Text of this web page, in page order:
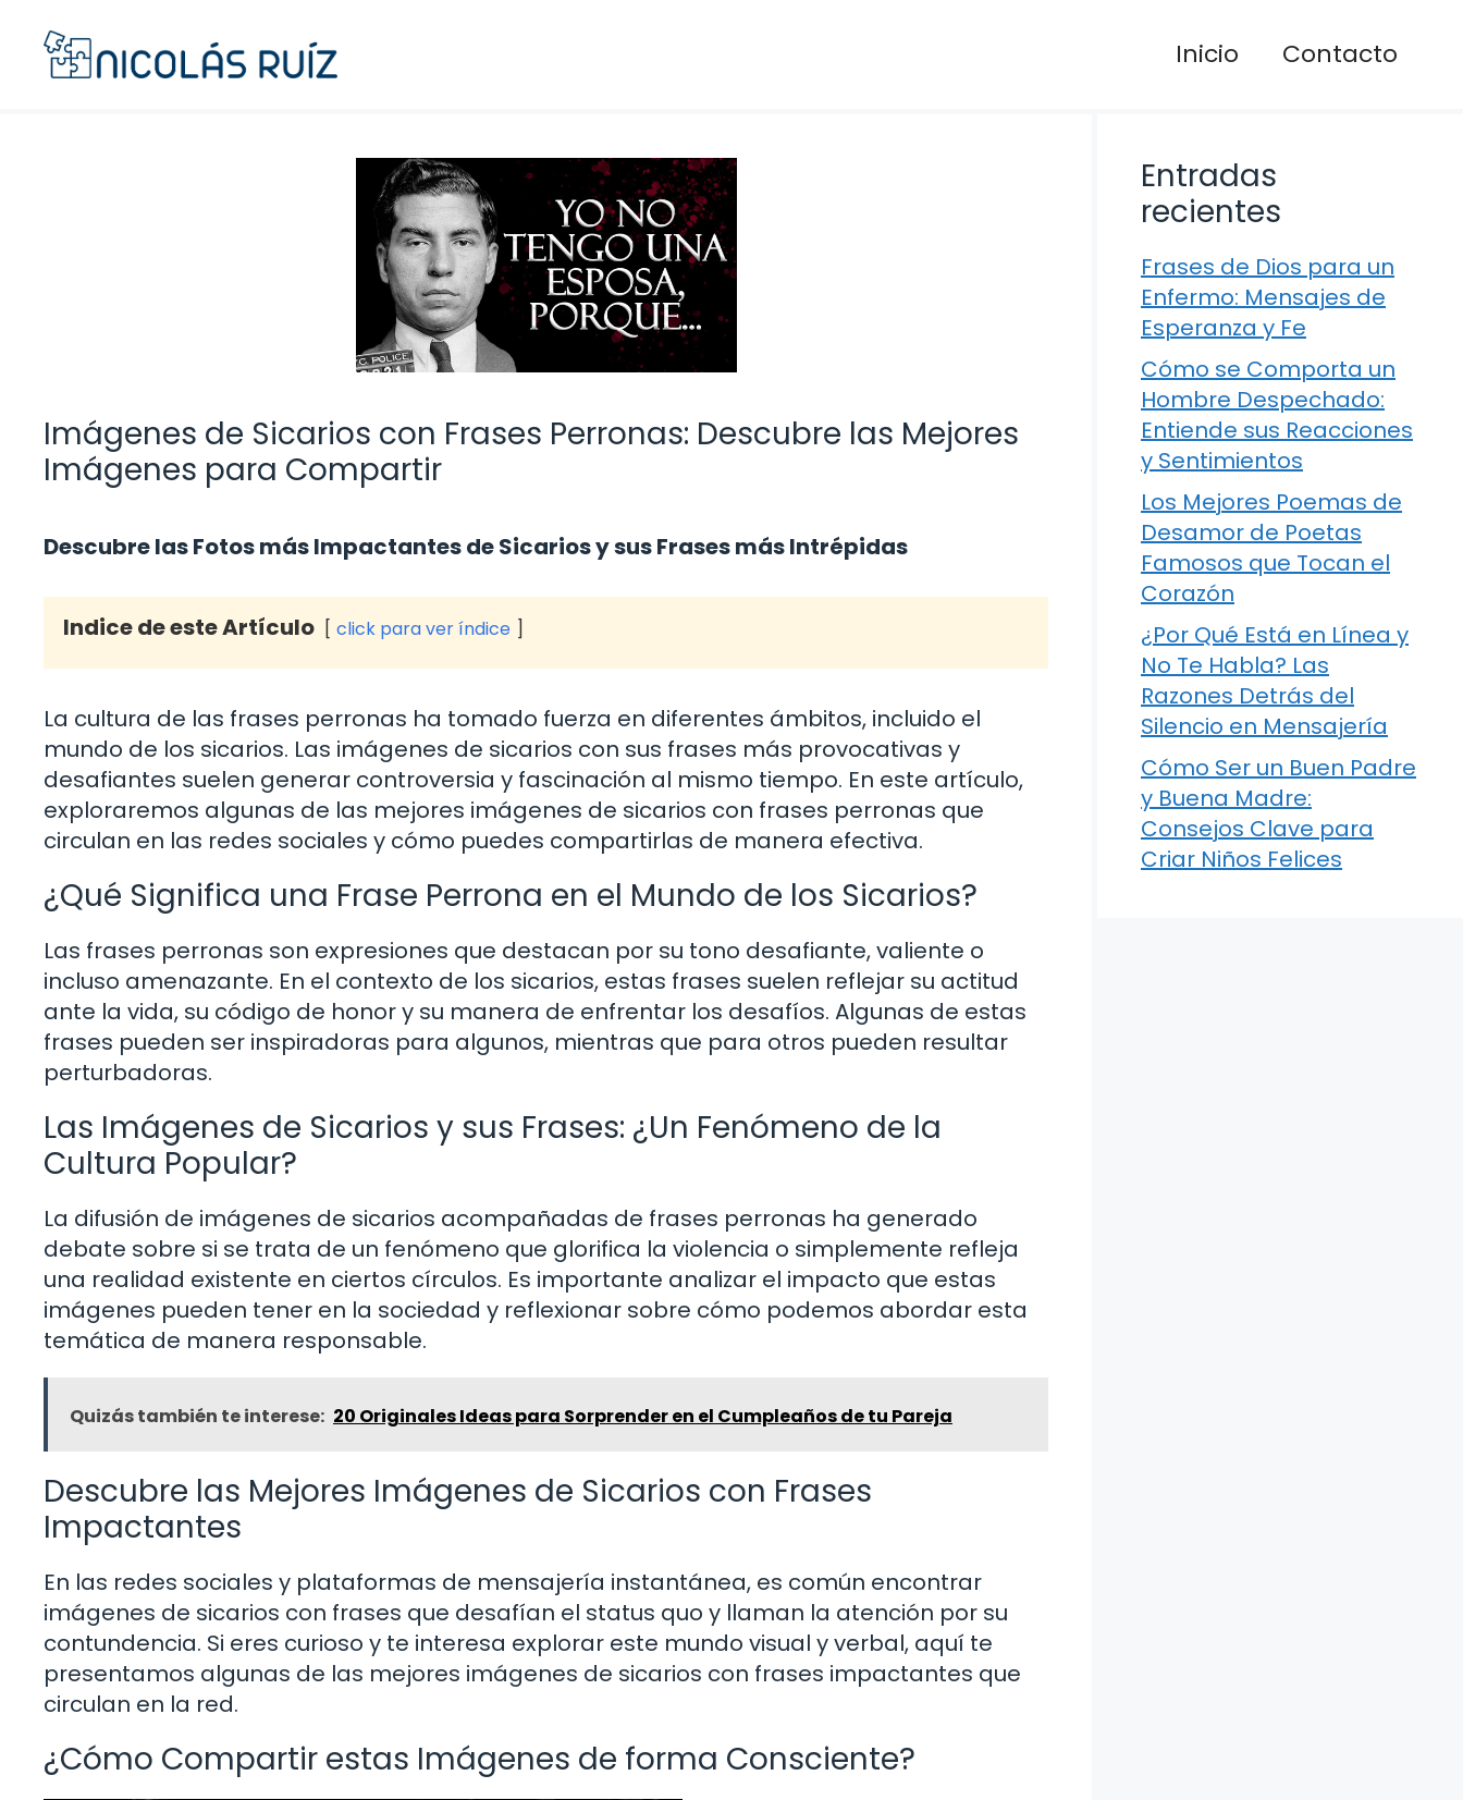
contenido
Inicio Contacto
Imágenes de Sicarios con Frases Perronas: Descubre las Mejores
Imágenes para Compartir
Descubre las Fotos más Impactantes de Sicarios y sus Frases más Intrépidas
Indice de este Artículo click para ver índice
La cultura de las frases perronas ha tomado fuerza en diferentes ámbitos, incluido el
mundo de los sicarios. Las imágenes de sicarios con sus frases más provocativas y
desafiantes suelen generar controversia y fascinación al mismo tiempo. En este artículo,
exploraremos algunas de las mejores imágenes de sicarios con frases perronas que
circulan en las redes sociales y cómo puedes compartirlas de manera efectiva.
¿Qué Significa una Frase Perrona en el Mundo de los Sicarios?
Las frases perronas son expresiones que destacan por su tono desafiante, valiente o
incluso amenazante. En el contexto de los sicarios, estas frases suelen reflejar su actitud
ante la vida, su código de honor y su manera de enfrentar los desafíos. Algunas de estas
frases pueden ser inspiradoras para algunos, mientras que para otros pueden resultar
perturbadoras.
Las Imágenes de Sicarios y sus Frases: ¿Un Fenómeno de la
Cultura Popular?
La difusión de imágenes de sicarios acompañadas de frases perronas ha generado
debate sobre si se trata de un fenómeno que glorifica la violencia o simplemente refleja
una realidad existente en ciertos círculos. Es importante analizar el impacto que estas
imágenes pueden tener en la sociedad y reflexionar sobre cómo podemos abordar esta
temática de manera responsable.
Quizás también te interese: 20 Originales Ideas para Sorprender en el Cumpleaños de tu Pareja
Descubre las Mejores Imágenes de Sicarios con Frases
Impactantes
En las redes sociales y plataformas de mensajería instantánea, es común encontrar
imágenes de sicarios con frases que desafían el status quo y llaman la atención por su
contundencia. Si eres curioso y te interesa explorar este mundo visual y verbal, aquí te
presentamos algunas de las mejores imágenes de sicarios con frases impactantes que
circulan en la red.
¿Cómo Compartir estas Imágenes de forma Consciente?
Entradas
recientes
Frases de Dios para un
Enfermo: Mensajes de
Esperanza y Fe
Cómo se Comporta un
Hombre Despechado:
Entiende sus Reacciones
y Sentimientos
Los Mejores Poemas de
Desamor de Poetas
Famosos que Tocan el
Corazón
¿Por Qué Está en Línea y
No Te Habla? Las
Razones Detrás del
Silencio en Mensajería
Cómo Ser un Buen Padre
y Buena Madre:
Consejos Clave para
Criar Niños Felices